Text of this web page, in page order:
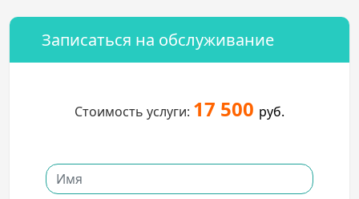
Записаться на обслуживание
Стоимость услуги: 17 500 руб.